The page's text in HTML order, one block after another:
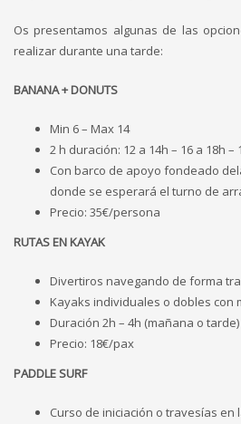
Os presentamos algunas de las
realizar durante una tarde:
BANANA + DONUTS
Min 6 – Max 14
2 h duración: 12 a 14h – 16 a 18h –
Con barco de apoyo fondeado
donde se esperará el turno de
Precio: 35€/persona
RUTAS EN KAYAK
Divertiros navegando de forma
Kayaks individuales o dobles con
Duración 2h – 4h (mañana o tarde)
Precio: 18€/pax
PADDLE SURF
Curso de iniciación o travesías en